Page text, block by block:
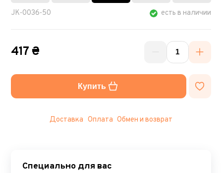
JK-0036-50 есть в наличии
417 ₴
Купить
Доставка Оплата Обмен и возврат
Специально для вас